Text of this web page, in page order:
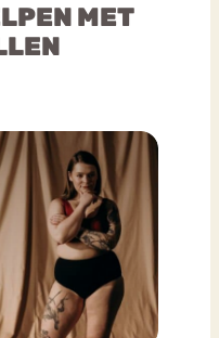
MET